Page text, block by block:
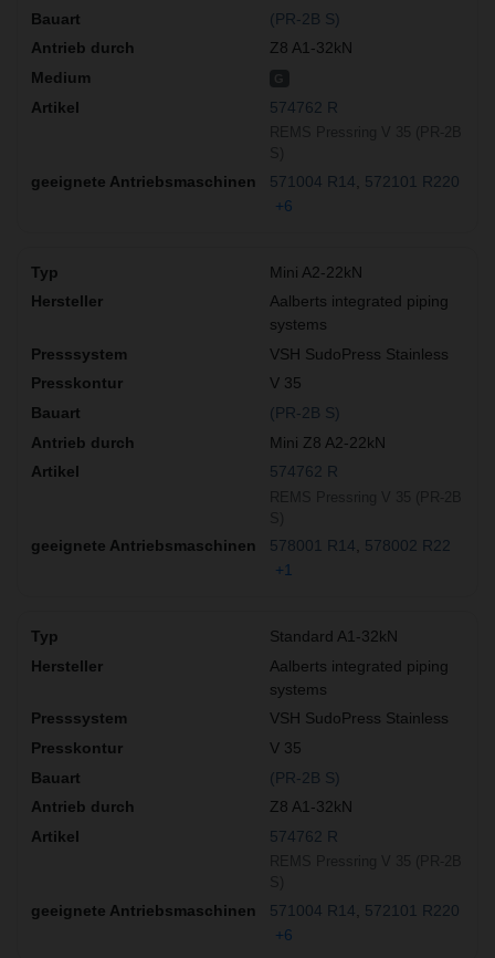
(PR-2B S)
Z8 A1-32kN
574762 R
571004 R14
572101 R220
+6
Mini A2-22kN
Aalberts integrated piping
systems
VSH SudoPress Stainless
V 35
(PR-2B S)
Mini Z8 A2-22kN
574762 R
578001 R14
578002 R22
+1
Standard A1-32kN
Aalberts integrated piping
systems
VSH SudoPress Stainless
V 35
(PR-2B S)
Z8 A1-32kN
574762 R
571004 R14
572101 R220
+6